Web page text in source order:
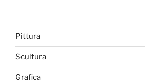
Pittura
Scultura
Grafica